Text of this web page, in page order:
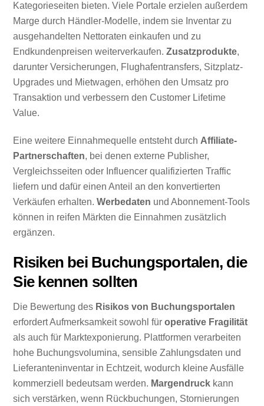
Kategorieseiten bieten. Viele Portale erzielen außerdem
Marge durch Händler-Modelle, indem sie Inventar zu
ausgehandelten Nettoraten einkaufen und zu
Endkundenpreisen weiterverkaufen.Zusatzprodukte,
darunter Versicherungen, Flughafentransfers, Sitzplatz-
Upgrades und Mietwagen, erhöhen den Umsatz pro
Transaktion und verbessern den Customer Lifetime
Value.
Eine weitere Einnahmequelle entsteht durch Affiliate-
Partnerschaften, bei denen externe Publisher,
Vergleichsseiten oder Influencer qualifizierten Traffic
liefern und dafür einen Anteil an den konvertierten
Verkäufen erhalten.Werbedaten und Abonnement-Tools
können in reifen Märkten die Einnahmen zusätzlich
ergänzen.
Risiken bei Buchungsportalen, die
Sie kennen sollten
Die Bewertung des Risikos von Buchungsportalen
erfordert Aufmerksamkeit sowohl füroperative Fragilität
als auch für Marktexponierung. Plattformen verarbeiten
hohe Buchungsvolumina, sensible Zahlungsdaten und
Lieferanteninventar in Echtzeit, wodurch kleine Ausfälle
kommerziell bedeutsam werden. Margendruck kann
sich verstärken, wenn Rückbuchungen, Stornierungen